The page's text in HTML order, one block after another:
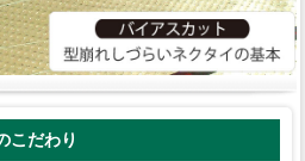
こだわり